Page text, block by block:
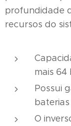
profundidade
recursos do
mais 64
Possui
baterias
O